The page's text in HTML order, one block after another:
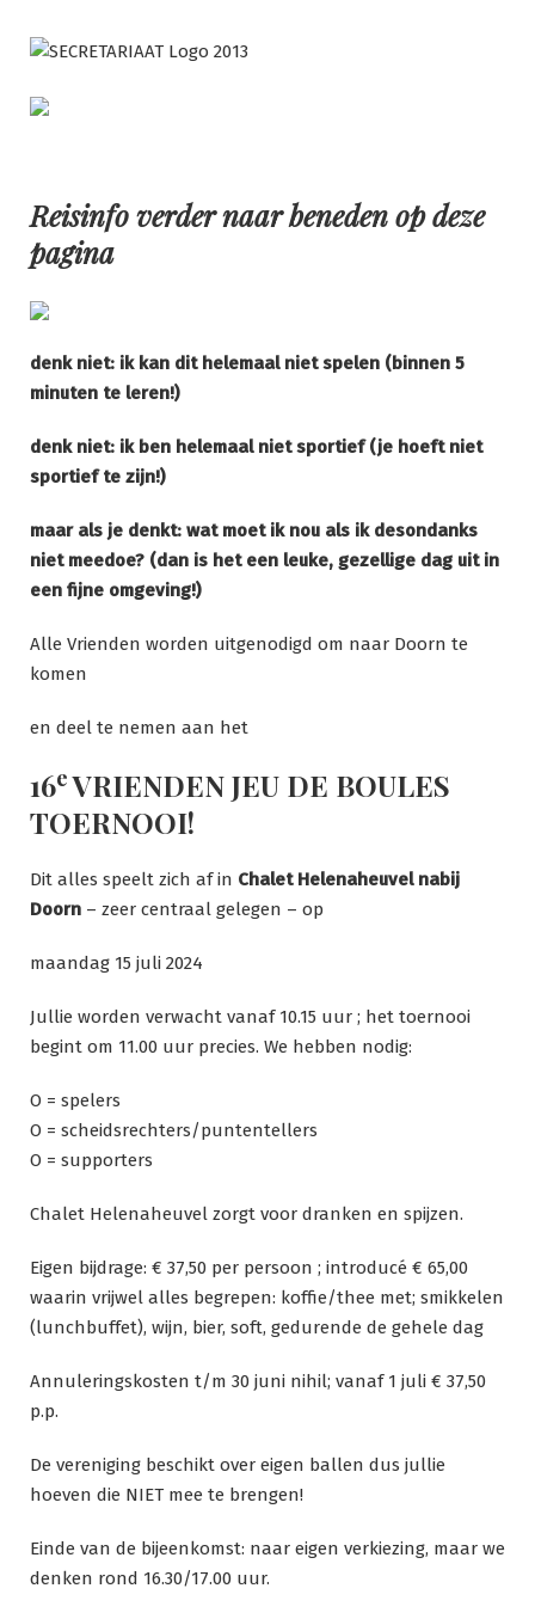
naar
inhoud
Reisinfo verder naar beneden op deze
pagina
denk niet: ik kan dit helemaal niet spelen (binnen 5
minuten te leren!)
denk niet: ik ben helemaal niet sportief (je hoeft niet
sportief te zijn!)
maar als je denkt: wat moet ik nou als ik desondanks
niet meedoe? (dan is het een leuke, gezellige dag uit in
een fijne omgeving!)
Alle Vrienden worden uitgenodigd om naar Doorn te
komen
en deel te nemen aan het
16eVRIENDEN JEU DE BOULES
TOERNOOI!
Dit alles speelt zich af in Chalet Helenaheuvel nabij
Doorn – zeer centraal gelegen – op
maandag 15 juli 2024
Jullie worden verwacht vanaf 10.15 uur ; het toernooi
begint om 11.00 uur precies. We hebben nodig:
O = spelers
O = scheidsrechters/puntentellers
O = supporters
Chalet Helenaheuvel zorgt voor dranken en spijzen.
Eigen bijdrage: € 37,50 per persoon ; introducé € 65,00
waarin vrijwel alles begrepen: koffie/thee met; smikkelen
(lunchbuffet), wijn, bier, soft, gedurende de gehele dag
Annuleringskosten t/m 30 juni nihil; vanaf 1 juli € 37,50
p.p.
De vereniging beschikt over eigen ballen dus jullie
hoeven die NIET mee te brengen!
Einde van de bijeenkomst: naar eigen verkiezing, maar we
denken rond 16.30/17.00 uur.